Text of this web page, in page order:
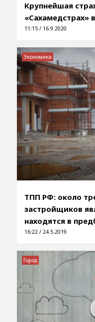
Крупнейшая
«Сахамедстрах»
11:15 / 16.9.2020
ТПП РФ: около
застройщиков
находятся в
16:22 / 24.5.2019
Экономика
Город